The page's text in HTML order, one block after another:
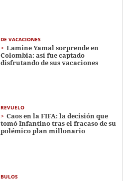
DE VACACIONES
Lamine Yamal sorprende en
Colombia: así fue captado
disfrutando de sus vacaciones
REVUELO
Caos en la FIFA: la decisión que
tomó Infantino tras el fracaso de su
polémico plan millonario
BULOS